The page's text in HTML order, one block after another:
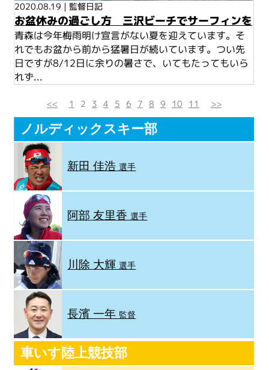
2020.08.19 | 監督日記
お盆休みの過ごし方 三沢ビーチでサーフィンを
青森は今年梅雨明け宣言がない夏を迎えています。そ
れでもお盆から前から猛暑日が続いています。つい先
日ですが8/12日に余りの暑さで、いてもたってもいら
れず...
<< 1 2 3 4 5 6 7 8 9 10 11 >>
ノルディックスキー部
新田 佳浩選手
阿部 友里香選手
川除 大輝選手
長濱 一年 監督
車いす陸上競技部